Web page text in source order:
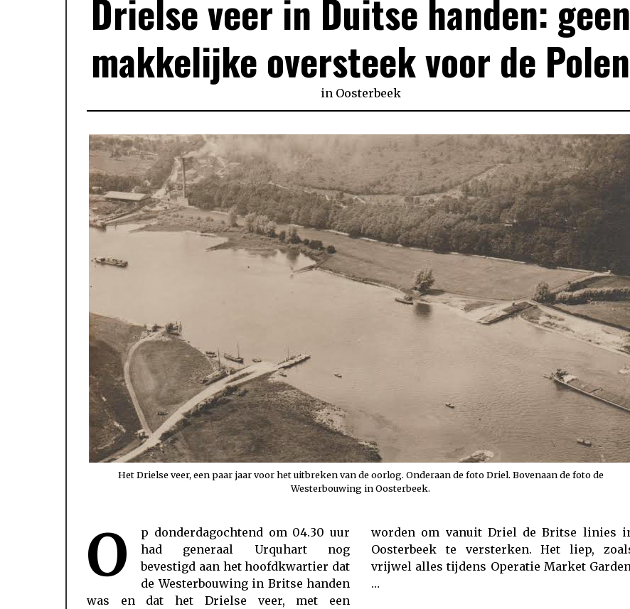
Drielse veer in Duitse handen: geen
makkelijke oversteek voor de Polen
in Oosterbeek
Het Drielse veer, een paar jaar voor het uitbreken van de oorlog. Onderaan de foto Driel. Bovenaan de foto de
Westerbouwing in Oosterbeek.
O
p donderdagochtend om 04.30 uur
had generaal Urquhart nog
bevestigd aan het hoofdkwartier dat
de Westerbouwing in Britse handen
was en dat het Drielse veer, met een
worden om vanuit Driel de Britse linies in
Oosterbeek te versterken. Het liep, zoals
vrijwel alles tijdens Operatie Market Garden,
…